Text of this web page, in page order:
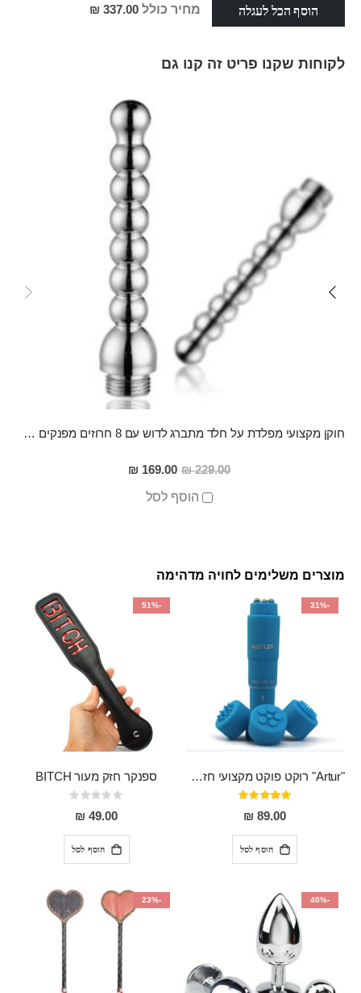
הוסף הכל לעגלה מחיר כולל 337.00 ₪
לקוחות שקנו פריט זה קנו גם
חוקן מקצועי מפלדת על חלד מתברג לדוש עם 8 חרוזים מפנקים ZORIA
229.00 ₪
מחיר
מבצע
169.00 ₪
הוסף לסל
מוצרים משלימים לחויה מדהימה
-31%
"Artur" רוקט פוקט מקצועי חזק במיוחד
דירוג:
95%
89.00 ₪
הוסף לסל
-51%
ספנקר חזק מעור BITCH
Rating:
0%
49.00 ₪
הוסף לסל
-40%
-23%